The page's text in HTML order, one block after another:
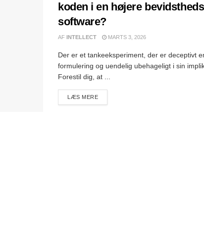
koden i en højere bevidstheds
software?
AF INTELLECT MARTS 3, 2026
Der er et tankeeksperiment, der er deceptivt
formulering og uendelig ubehageligt i sin
Forestil dig, at ...
LÆS MEREDETAILS